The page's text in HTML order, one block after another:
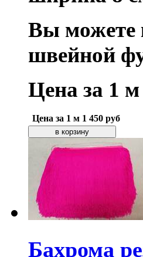
Вы можете
швейной
Цена за 1 м
Цена за 1 м 1 450 руб
Бахрома